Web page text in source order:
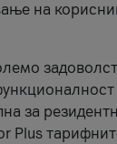
на
за
Plus